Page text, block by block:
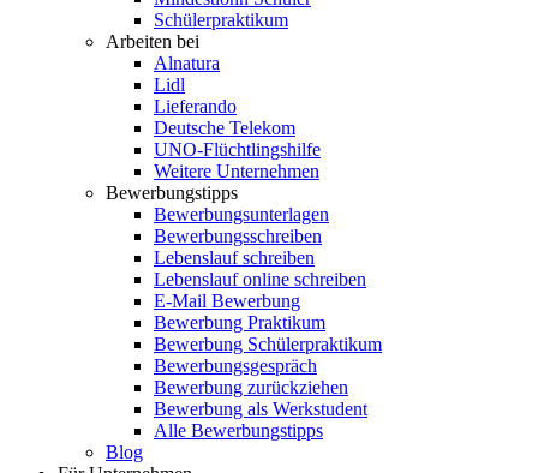
Schülerpraktikum
Arbeiten bei
Alnatura
Lidl
Lieferando
Deutsche Telekom
UNO-Flüchtlingshilfe
Weitere Unternehmen
Bewerbungstipps
Bewerbungsunterlagen
Bewerbungsschreiben
Lebenslauf schreiben
Lebenslauf online schreiben
E-Mail Bewerbung
Bewerbung Praktikum
Bewerbung Schülerpraktikum
Bewerbungsgespräch
Bewerbung zurückziehen
Bewerbung als Werkstudent
Alle Bewerbungstipps
Blog